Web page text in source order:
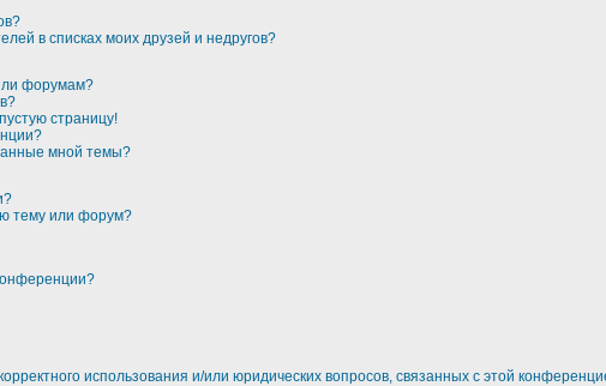
в списках моих друзей и недругов?
форумам?
страницу!
мной темы?
тему или форум?
использования и/или юридических вопросов, связанных с этой